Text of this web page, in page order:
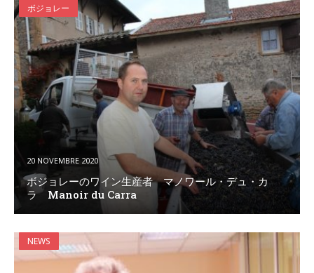
ボジョレー
20 NOVEMBRE 2020
ボジョレーのワイン生産者 マノワール・デュ・カ
ラ Manoir du Carra
NEWS